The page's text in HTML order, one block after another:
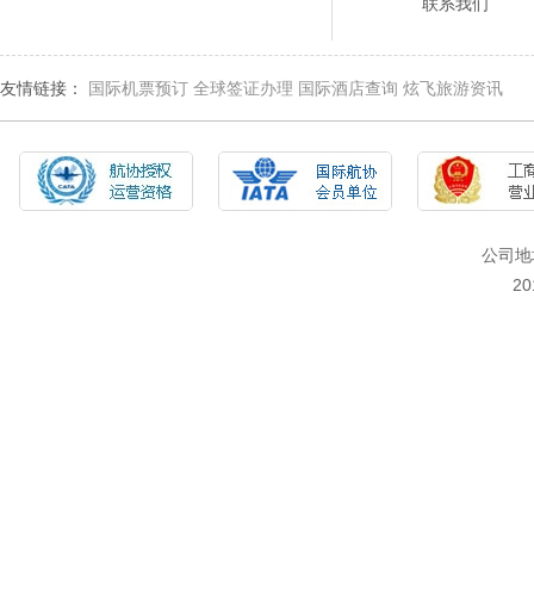
友情链接： 国际机票预订 全球签证办理 国际酒店查询 炫飞旅游资讯
公司